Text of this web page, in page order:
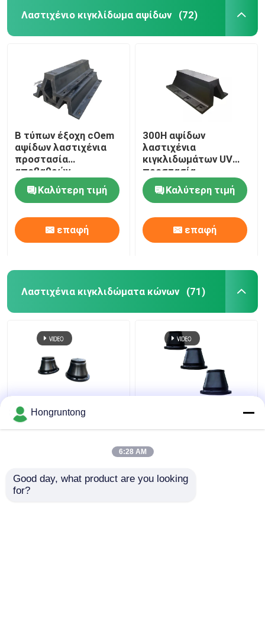
Λαστιχένιο κιγκλίδωμα αψίδων (72)
Β τύπων έξοχη cOem
αψίδων λαστιχένια
προστασία
αποβαθρών
κιγκλιδωμάτων
θαλάσσια σταθερή
Καλύτερη τιμή
επαφή
300H αψίδων
λαστιχένια
κιγκλιδωμάτων UV
προστασία
απορρόφησης νερού
αντίστασης χαμηλή
Καλύτερη τιμή
επαφή
Λαστιχένια κιγκλιδώματα κώνων (71)
600H Κωνικό Φέντερ
Ελαφρύς Βάρος
Εύκολη εγκατάσταση
Ενεργειακά
αποδοτικό Ανθεκτικό
Hongruntong
6:28 AM
Good day, what product are you looking
for?